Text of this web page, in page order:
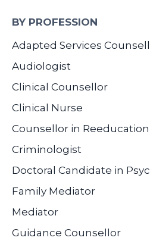
BY PROFESSION
Adapted Services
Audiologist
Clinical Counsellor
Clinical Nurse
Counsellor in Reeducation
Criminologist
Doctoral Candidate in
Family Mediator
Mediator
Guidance Counsellor